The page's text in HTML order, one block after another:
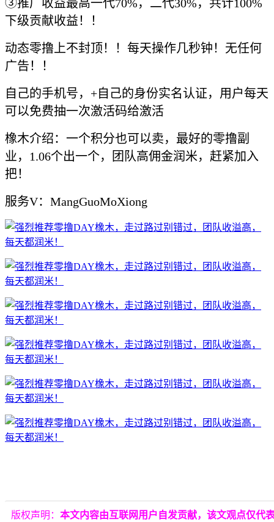
③推广收益最高一代70%，二代30%，共计100%
下级贡献收益！！
动态零撸上不封顶！！每天操作几秒钟！无任何
广告！！
自己的手机号，+自己的身份实名认证，用户每天
可以免费抽一次激活码给激活
橡木介绍：一个积分也可以卖，最好的零撸副
业，1.06个出一个，团队高佣金润米，赶紧加入
把！
服务V：MangGuoMoXiong
版权声明： 本文内容由互联网用户自发贡献，该文观点仅代